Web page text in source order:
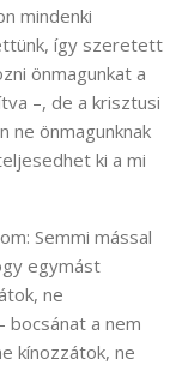
mindenki
így szeretett
önmagunkat a
–, de a krisztusi
ne önmagunknak
ki a mi
Semmi mással
egymást
ne
a nem
kínozzátok, ne